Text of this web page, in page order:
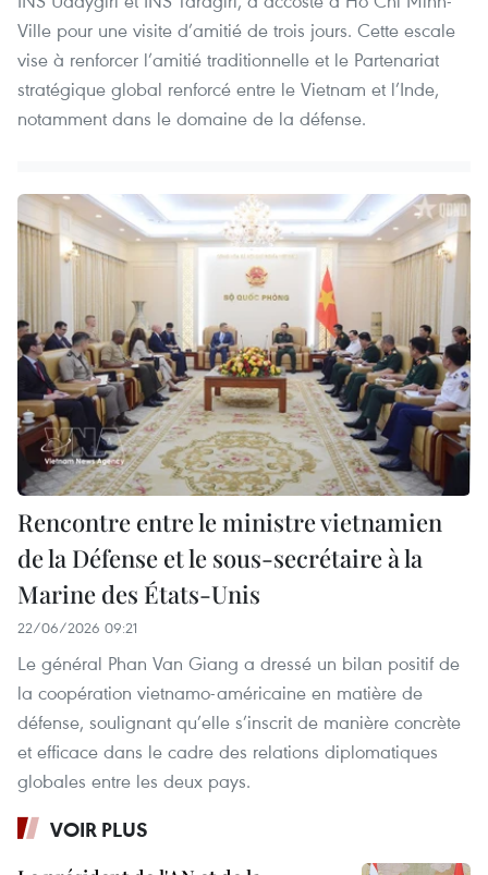
Ville pour une visite d’amitié de trois jours. Cette escale
vise à renforcer l’amitié traditionnelle et le Partenariat
stratégique global renforcé entre le Vietnam et l’Inde,
notamment dans le domaine de la défense.
Rencontre entre le ministre vietnamien
de la Défense et le sous-secrétaire à la
Marine des États-Unis
22/06/2026 09:21
Le général Phan Van Giang a dressé un bilan positif de
la coopération vietnamo-américaine en matière de
défense, soulignant qu’elle s’inscrit de manière concrète
et efficace dans le cadre des relations diplomatiques
globales entre les deux pays.
VOIR PLUS